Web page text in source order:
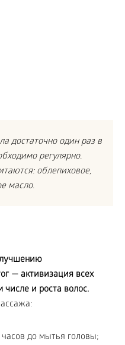
достаточно один раз в
регулярно.
облепиховое,
масло.
— активизация всех
числе и роста волос.
до мытья головы;